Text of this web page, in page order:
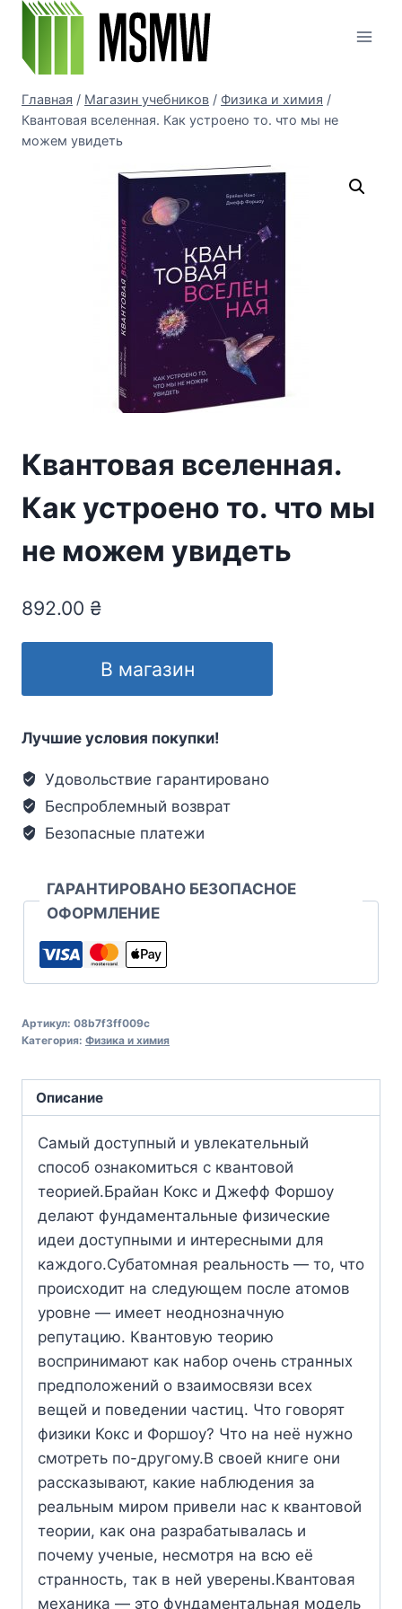
Перейти
содержимому
Главная / Магазин учебников / Физика и химия /
Квантовая вселенная. Как устроено то. что мы не
можем увидеть
Квантовая вселенная.
Как устроено то. что мы
не можем увидеть
892.00 ₴
В магазин
Лучшие условия покупки!
Удовольствие гарантировано
Беспроблемный возврат
Безопасные платежи
ГАРАНТИРОВАНО БЕЗОПАСНОЕ
ОФОРМЛЕНИЕ
Артикул: 08b7f3ff009c
Категория: Физика и химия
Описание
Самый доступный и увлекательный
способ ознакомиться с квантовой
теорией.Брайан Кокс и Джефф Форшоу
делают фундаментальные физические
идеи доступными и интересными для
каждого.Субатомная реальность — то, что
происходит на следующем после атомов
уровне — имеет неоднозначную
репутацию. Квантовую теорию
воспринимают как набор очень странных
предположений о взаимосвязи всех
вещей и поведении частиц. Что говорят
физики Кокс и Форшоу? Что на неё нужно
смотреть по-другому.В своей книге они
рассказывают, какие наблюдения за
реальным миром привели нас к квантовой
теории, как она разрабатывалась и
почему ученые, несмотря на всю её
странность, так в ней уверены.Квантовая
механика — это фундаментальная модель